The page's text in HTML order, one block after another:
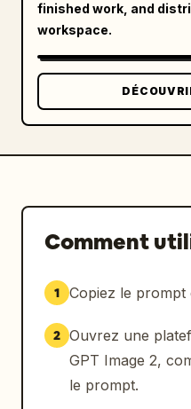
finished work, and
workspace.
Comment
1 Copiez le prompt
2 Ouvrez une
GPT Image 2,
le prompt.